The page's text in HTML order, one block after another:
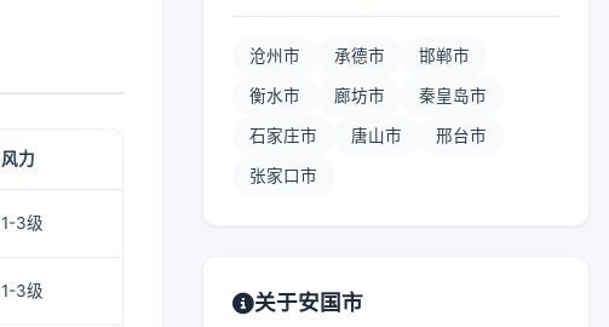
风力
1-3级
1-3级
沧州市 承德市 邯郸市
衡水市 廊坊市 秦皇岛市
石家庄市 唐山市 邢台市
张家口市
关于安国市